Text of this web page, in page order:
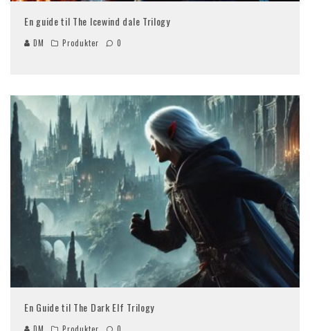
En guide til The Icewind dale Trilogy
DM Produkter 0
En Guide til The Dark Elf Trilogy